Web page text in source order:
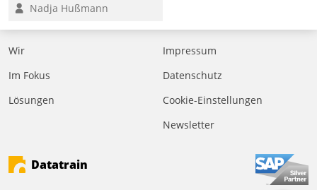
digitalen Cockpit, das
situationsbezogen
passende Fragen und
Eine intuitive
Dialogführung ermöglicht
effizienter zu bearbeiten.
Nadja Hußmann
Wir
Im Fokus
Lösungen
Impressum
Datenschutz
Cookie-Einstellungen
Newsletter
Datatrain